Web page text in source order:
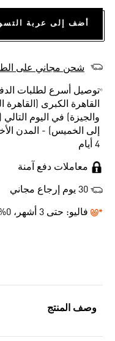
وصف المنتج
أضف إلى عربة
شحن مجاني على الطلبات
توصيل أسرع لطلبات
القاهرة الكبرى (القاهرة
والجيزة) في اليوم
4 أيام
معاملات دفع آمنة
فاليو: حتى 3 أشهر، 0% فائدة و0% رسوم شراء